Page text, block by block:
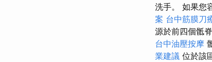
洗手。 如果您
案 台中筋膜刀
源於前四個骶
台中油壓按摩
業建議 位於該